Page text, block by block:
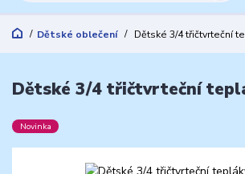
Dětské oblečení Dětské 3/4 třičtvrteční
Dětské 3/4 třičtvrteční
Novinka